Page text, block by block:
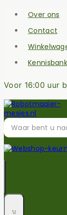
Over ons
Contact
Kennisbank
Voor 16:00 uur